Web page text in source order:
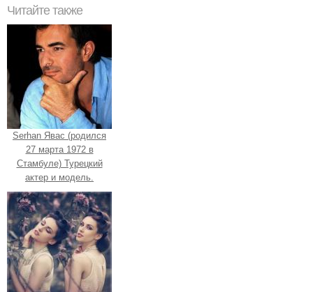
Читайте также
Serhan Явас (родился
27 марта 1972 в
Стамбуле) Турецкий
актер и модель.